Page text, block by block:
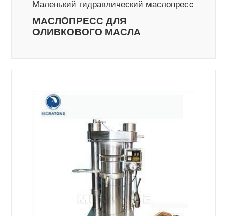
Маленький гидравлический маслопресc
МАСЛOПРЕСС ДЛЯ
ОЛИВКОВОГО МАСЛА